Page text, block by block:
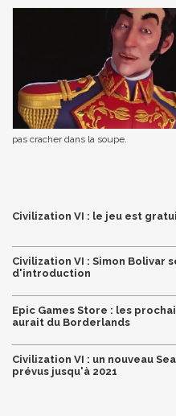
pas cracher dans la soupe.
Civilization VI : le jeu est
Civilization VI : Simon Bolivar
d'introduction
Epic Games Store : les
aurait du Borderlands
Civilization VI : un nouveau
prévus jusqu'à 2021